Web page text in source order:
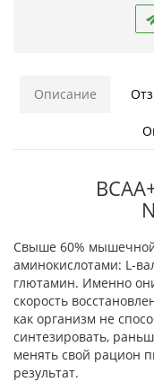
Описание
Свыше 60%
аминокислотами: L-
глютамин. Именно
скорость
как организм не
синтезировать,
менять свой рацион
результат.